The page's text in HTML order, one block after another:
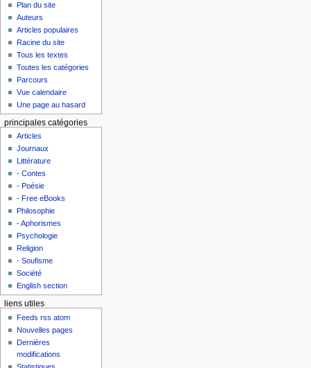
Plan du site
Auteurs
Articles populaires
Racine du site
Tous les textes
Toutes les catégories
Parcours
Vue calendaire
Une page au hasard
principales catégories
Articles
Journaux
Littérature
- Contes
- Poésie
- Free eBooks
Philosophie
- Aphorismes
Psychologie
Religion
- Soufisme
Société
English section
liens utiles
Feeds rss atom
Nouvelles pages
Dernières
modifications